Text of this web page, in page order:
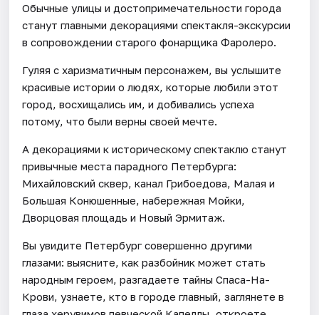
Обычные улицы и достопримечательности города
станут главными декорациями спектакля-экскурсии
в сопровождении старого фонарщика Фаролеро.
Гуляя с харизматичным персонажем, вы услышите
красивые истории о людях, которые любили этот
город, восхищались им, и добивались успеха
потому, что были верны своей мечте.
А декорациями к историческому спектаклю станут
привычные места парадного Петербурга:
Михайловский сквер, канал Грибоедова, Малая и
Большая Конюшенные, набережная Мойки,
Дворцовая площадь и Новый Эрмитаж.
Вы увидите Петербург совершенно другими
глазами: выясните, как разбойник может стать
народным героем, разгадаете тайны Спаса-На-
Крови, узнаете, кто в городе главный, заглянете в